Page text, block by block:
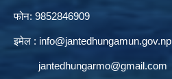
फोन: 9852846909
इमेल : info@jantedhungamun.gov.np
jantedhungarmo@gmail.com